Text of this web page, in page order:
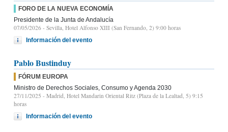
FORO DE LA NUEVA ECONOMÍA
Presidente de la Junta de Andalucía
07/05/2026 - Sevilla, Hotel Alfonso XIII (San Fernando, 2) 9:00 horas
Información del evento
Pablo Bustinduy
FÓRUM EUROPA
Ministro de Derechos Sociales, Consumo y Agenda 2030
27/11/2025 - Madrid, Hotel Mandarin Oriental Ritz (Plaza de la Lealtad, 5) 9:15
horas
Información del evento